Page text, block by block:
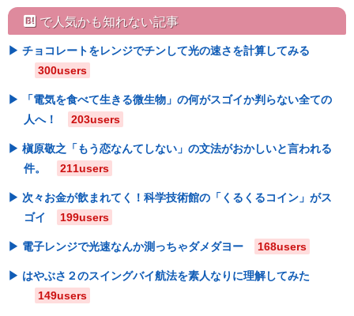
hatebu で人気かも知れない記事
チョコレートをレンジでチンして光の速さを計算してみる
300users
「電気を食べて生きる微生物」の何がスゴイか判らない全ての
人へ！
203users
槇原敬之「もう恋なんてしない」の文法がおかしいと言われる
件。
211users
次々お金が飲まれてく！科学技術館の「くるくるコイン」がス
ゴイ
199users
電子レンジで光速なんか測っちゃダメダヨー 168users
はやぶさ２のスイングバイ航法を素人なりに理解してみた
149users